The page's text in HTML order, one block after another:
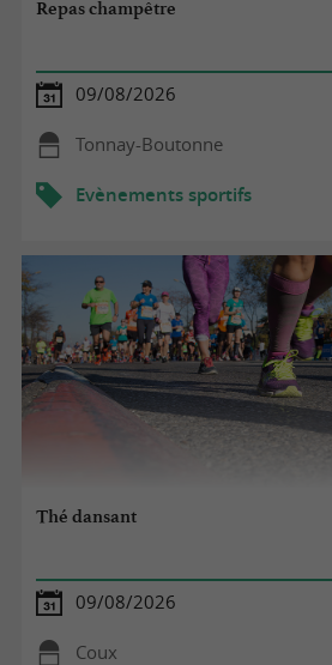
Repas champêtre
09/08/2026
Tonnay-Boutonne
Evènements sportifs
Thé dansant
09/08/2026
Coux